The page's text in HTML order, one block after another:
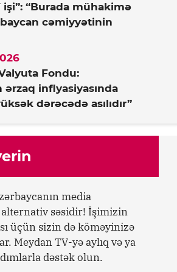
işi”: “Burada mühakimə
cəmiyyətinin
Fondu:
ərzaq inflyasiyasında
dərəcədə asılıdır”
media
alternativ səsidir! İşimizin
üçün sizin də köməyinizə
Meydan TV-yə aylıq və ya
dəstək olun.